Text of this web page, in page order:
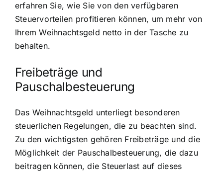
erfahren Sie, wie Sie von den verfügbaren
Steuervorteilen profitieren können, um mehr von
Ihrem Weihnachtsgeld netto in der Tasche zu
behalten.
Freibeträge und
Pauschalbesteuerung
Das Weihnachtsgeld unterliegt besonderen
steuerlichen Regelungen, die zu beachten sind.
Zu den wichtigsten gehören Freibeträge und die
Möglichkeit der Pauschalbesteuerung, die dazu
beitragen können, die Steuerlast auf dieses